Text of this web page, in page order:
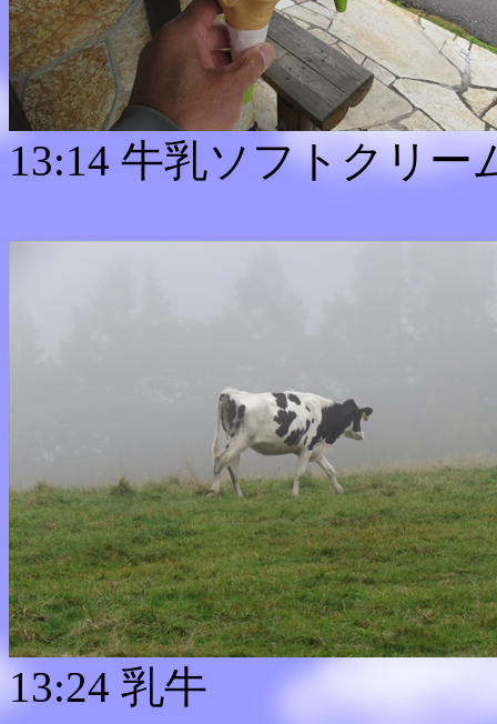
13:14 牛乳ソフトクリー
13:24 乳牛